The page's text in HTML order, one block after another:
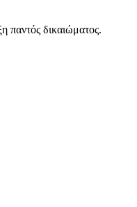
παντός δικαιώματος.